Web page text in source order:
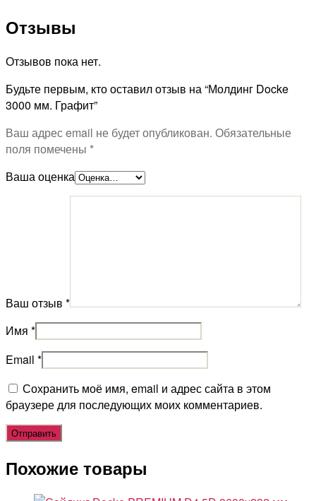
Отзывы
Отзывов пока нет.
Будьте первым, кто оставил отзыв на “Молдинг Docke
3000 мм. Графит”
Ваш адрес email не будет опубликован. Обязательные
поля помечены *
Ваша оценка
Ваш отзыв *
Имя *
Email *
Сохранить моё имя, email и адрес сайта в этом
браузере для последующих моих комментариев.
Похожие товары